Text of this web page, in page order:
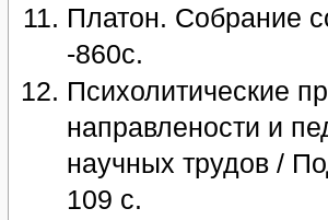
Платон. Собрание
-860с.
Психолитические
направлености и
научных трудов /
109 с.